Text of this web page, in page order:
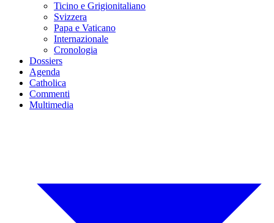
Ticino e Grigionitaliano
Svizzera
Papa e Vaticano
Internazionale
Cronologia
Dossiers
Agenda
Catholica
Commenti
Multimedia